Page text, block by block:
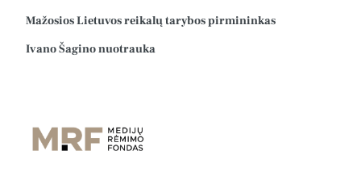
Mažosios Lietuvos reikalų tarybos pirmininkas
Ivano Šagino nuotrauka